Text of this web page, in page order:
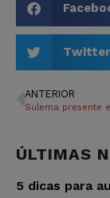
Twitter
ANTERIOR
ÚLTIMAS
5 dicas para